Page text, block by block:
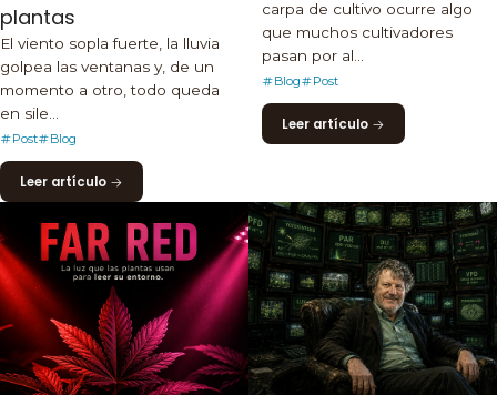
plantas
El viento sopla fuerte, la lluvia
golpea las ventanas y, de un
momento a otro, todo queda
en sile...
Post Blog
Leer artículo
carpa de cultivo ocurre algo
que muchos cultivadores
pasan por al...
Blog Post
Leer artículo